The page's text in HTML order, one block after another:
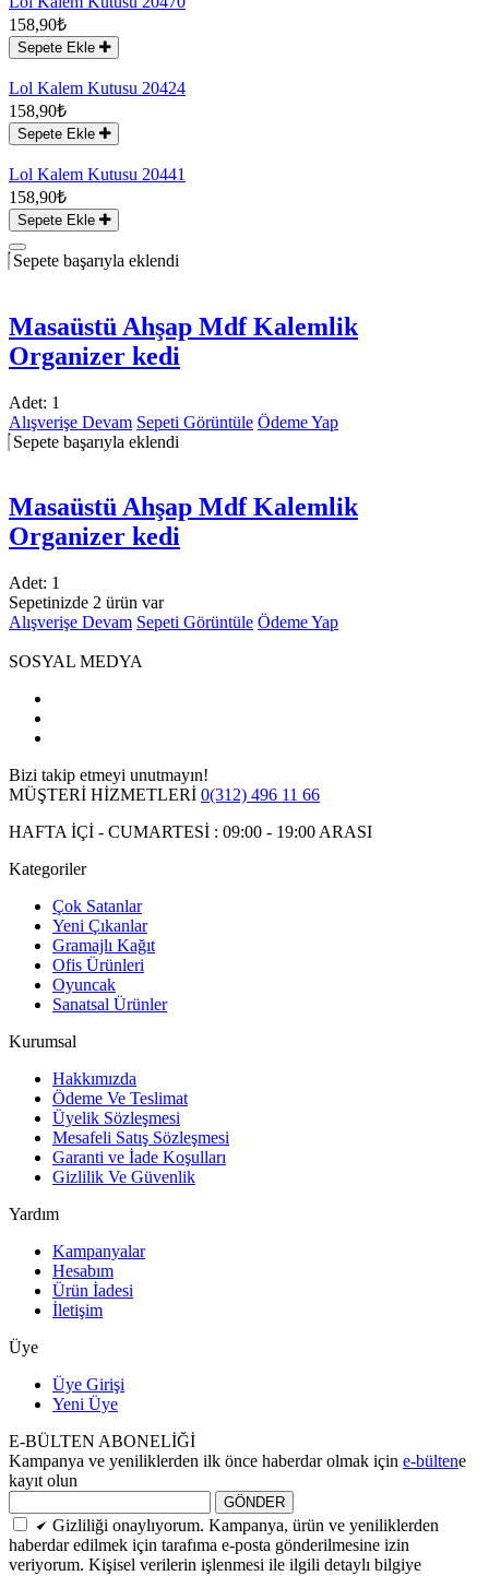
158,90₺
Sepete Ekle
Lol Kalem Kutusu 20424
158,90₺
Sepete Ekle
Lol Kalem Kutusu 20441
158,90₺
Sepete Ekle
Sepete başarıyla eklendi
Masaüstü Ahşap Mdf Kalemlik
Organizer kedi
Adet: 1
Alışverişe Devam Sepeti Görüntüle Ödeme Yap
Sepete başarıyla eklendi
Masaüstü Ahşap Mdf Kalemlik
Organizer kedi
Adet: 1
Sepetinizde 2 ürün var
Alışverişe Devam Sepeti Görüntüle Ödeme Yap
SOSYAL MEDYA
Bizi takip etmeyi unutmayın!
MÜŞTERİ HİZMETLERİ 0(312) 496 11 66
HAFTA İÇİ - CUMARTESİ : 09:00 - 19:00 ARASI
Kategoriler
Çok Satanlar
Yeni Çıkanlar
Gramajlı Kağıt
Ofis Ürünleri
Oyuncak
Sanatsal Ürünler
Kurumsal
Hakkımızda
Ödeme Ve Teslimat
Üyelik Sözleşmesi
Mesafeli Satış Sözleşmesi
Garanti ve İade Koşulları
Gizlilik Ve Güvenlik
Yardım
Kampanyalar
Hesabım
Ürün İadesi
İletişim
Üye
Üye Girişi
Yeni Üye
E-BÜLTEN ABONELİĞİ
Kampanya ve yeniliklerden ilk önce haberdar olmak için e-bültene
kayıt olun
GÖNDER
Gizliliği onaylıyorum. Kampanya, ürün ve yeniliklerden
haberdar edilmek için tarafıma e-posta gönderilmesine izin
veriyorum. Kişisel verilerin işlenmesi ile ilgili detaylı bilgiye